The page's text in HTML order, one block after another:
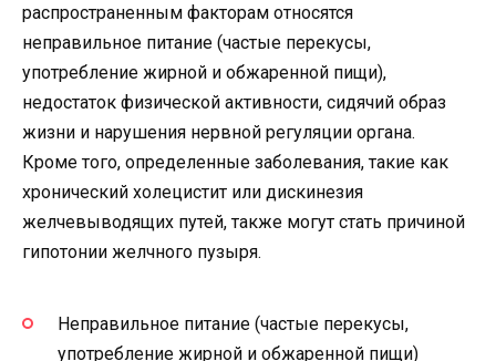
распространенным факторам относятся
неправильное питание (частые перекусы,
употребление жирной и обжаренной пищи),
недостаток физической активности, сидячий образ
жизни и нарушения нервной регуляции органа.
Кроме того, определенные заболевания, такие как
хронический холецистит или дискинезия
желчевыводящих путей, также могут стать причиной
гипотонии желчного пузыря.
Неправильное питание (частые перекусы,
употребление жирной и обжаренной пищи)